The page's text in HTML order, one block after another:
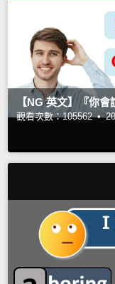
【NG 英文】『你
觀看次數：105562 •